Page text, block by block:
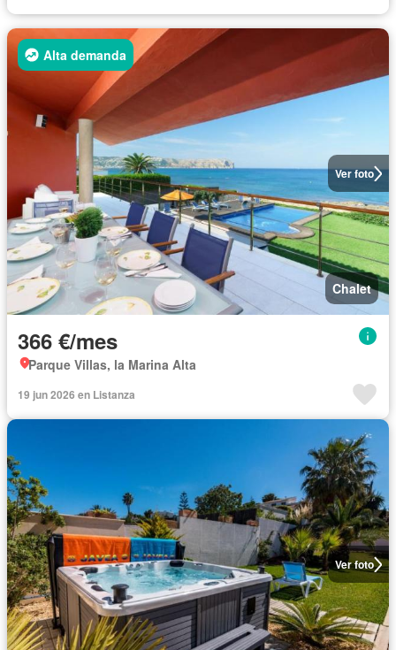
Ver foto
Alta demanda
Chalet
366 €/mes
Parque Villas, la Marina Alta
19 jun 2026 en Listanza
Ver foto